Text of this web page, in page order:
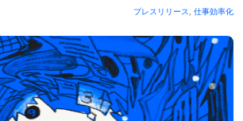
プレスリリース 仕事効率化